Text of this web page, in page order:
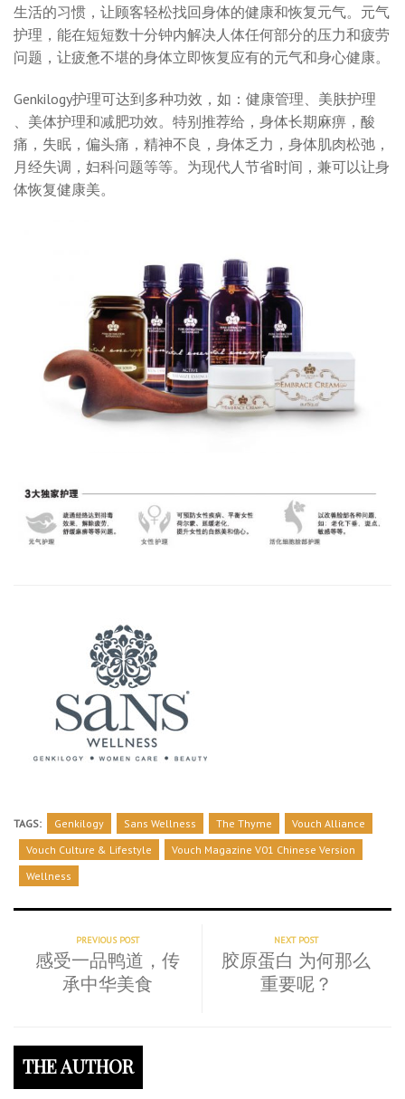
生活的习惯，让顾客轻松找回身体的健康和恢复元气。元气
护理，能在短短数十分钟内解决人体任何部分的压力和疲劳
问题，让疲惫不堪的身体立即恢复应有的元气和身心健康。
Genkilogy护理可达到多种功效，如：健康管理、美肤护理
、美体护理和减肥功效。特别推荐给，身体长期麻痹，酸
痛，失眠，偏头痛，精神不良，身体乏力，身体肌肉松弛，
月经失调，妇科问题等等。为现代人节省时间，兼可以让身
体恢复健康美。
TAGS: Genkilogy Sans Wellness The Thyme
Vouch Alliance
Vouch Culture & Lifestyle
Vouch Magazine V01 Chinese Version
Wellness
PREVIOUS POST
感受一品鸭道，传
承中华美食
NEXT POST
胶原蛋白 为何那么
重要呢？
THE AUTHOR